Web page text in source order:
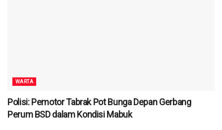
WARTA
Polisi: Pemotor Tabrak Pot Bunga Depan Gerbang
Perum BSD dalam Kondisi Mabuk